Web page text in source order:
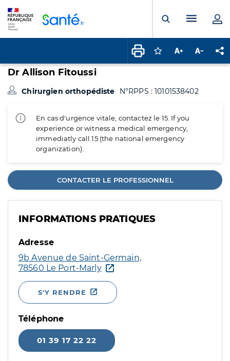
Ouvrir laMenu
Connectez-vous
Augmenter la
Dr Allison Fitoussi
Chirurgien orthopédiste N°RPPS : 10101538402
En cas d'urgence vitale, contactez le 15. If you
experience or witness a medical emergency,
immediatly call 15 (the national emergency
organization).
CONTACTER LE PROFESSIONNEL
INFORMATIONS PRATIQUES
Adresse
9b Avenue de Saint-Germain,
78560 Le Port-Marly
S'Y RENDRE
Téléphone
01 39 17 22 22